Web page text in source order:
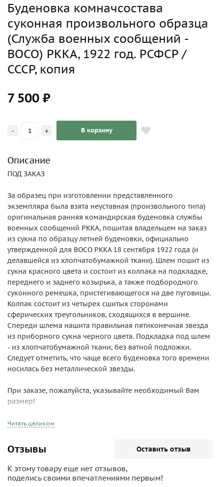
Буденовка комначсостава
суконная произвольного образца
(Служба военных сообщений -
ВОСО) РККА, 1922 год. РСФСР /
СССР, копия
7 500 ₽
- + В корзину
Описание
ПОД ЗАКАЗ
За образец при изготовлении представленного
экземпляра была взята неуставная (произвольного типа)
оригинальная ранняя командирская буденовка службы
военных сообщений РККА, пошитая владельцем на заказ
из сукна по образцу летней буденовки, официально
утвержденной для ВОСО РККА 18 сентября 1922 года (и
делавшейся из хлопчатобумажной ткани). Шлем пошит из
сукна красного цвета и состоит из колпака на подкладке,
переднего и заднего козырька, а также подбородного
суконного ремешка, пристегивающегося на две пуговицы.
Колпак состоит из четырех сшитых сторонами
сферических треугольников, сходящихся в вершине.
Спереди шлема нашита правильная пятиконечная звезда
из приборного сукна черного цвета. Подкладка под шлем
- из хлопчатобумажной ткани, без ватной подложки.
Следует отметить, что чаще всего буденовка того времени
носилась без металлической звезды.
При заказе, пожалуйста, указывайте необходимый Вам
размер!
История буденовки исключительно интересна и запутана.
версия, согласно которой "шлем-богатырка" был
придуман задолго до революции (а именно в 1915 году) и
предназначался (наряду со знаменитыми шинелями с
"разговорами") для... Победного парада русских войск в
Читать целиком
Отзывы Оставить отзыв
К этому товару еще нет отзывов,
поделись своими впечатлениями первым!